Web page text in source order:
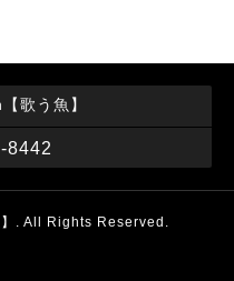
歌う魚】
8442
. All Rights Reserved.